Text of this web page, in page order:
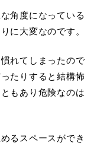
角度になっている
に大変なのです。
れてしまったので
たりすると結構怖
もあり危険なのは
るスペースができ